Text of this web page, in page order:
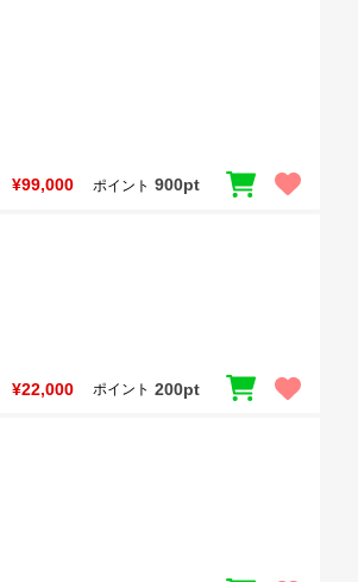
¥99,000 ポイント 900pt
¥22,000 ポイント 200pt